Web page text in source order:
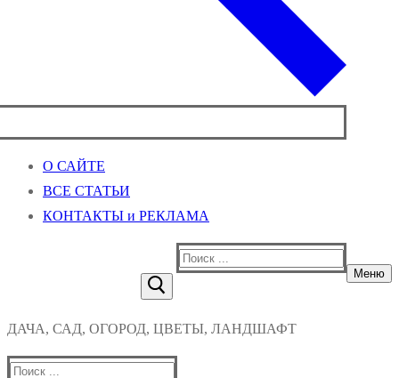
О САЙТЕ
ВСЕ СТАТЬИ
КОНТАКТЫ и РЕКЛАМА
Найти:
Меню
ДАЧА, САД, ОГОРОД, ЦВЕТЫ, ЛАНДШАФТ
Найти: